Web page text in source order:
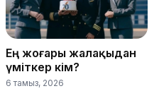
Ең жоғары жалақыдан
үміткер кім?
6 тамыз, 2026